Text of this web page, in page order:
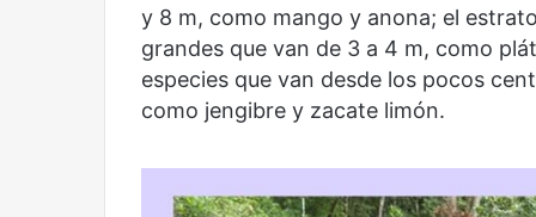
y 8 m, como mango y anona; el
grandes que van de 3 a 4 m, como
especies que van desde los pocos
como jengibre y zacate limón.